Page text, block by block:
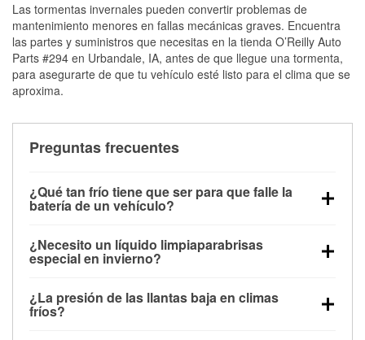
Las tormentas invernales pueden convertir problemas de
mantenimiento menores en fallas mecánicas graves. Encuentra
las partes y suministros que necesitas en la tienda O’Reilly Auto
Parts #294 en Urbandale, IA, antes de que llegue una tormenta,
para asegurarte de que tu vehículo esté listo para el clima que se
aproxima.
Preguntas frecuentes
¿Qué tan frío tiene que ser para que falle la
batería de un vehículo?
debajo de los 32 °F y puede perder hasta la mitad de
su potencia de arranque cerca de los 0 °F, lo que
arranque.
¿Necesito un líquido limpiaparabrisas
especial en invierno?
la congelación y ayuda a disolver la sal y la nieve
derretida en la carretera para mejorar la visibilidad.
¿La presión de las llantas baja en climas
fríos?